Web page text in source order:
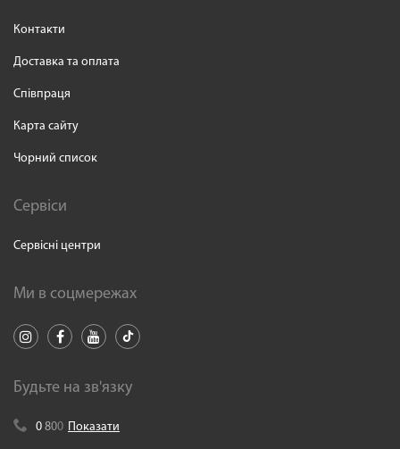
Контакти
Доставка та оплата
Співпраця
Карта сайту
Чорний список
Сервіси
Сервісні центри
Ми в соцмережах
Будьте на зв'язку
0 800 Показати